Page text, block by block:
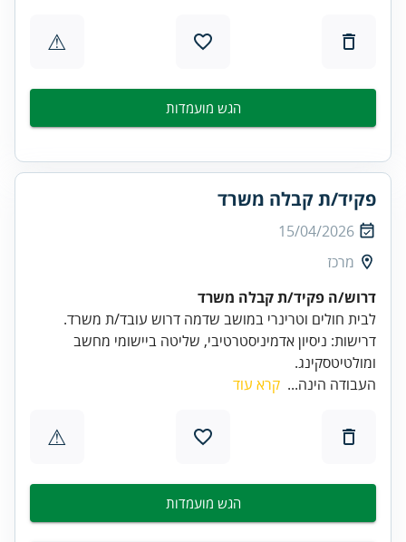
⚠
הגש מועמדות
פקיד/ת קבלה משרד
15/04/2026
מרכז
דרוש/ה פקיד/ת קבלה משרד
דרישות: ניסיון אדמיניסטרטיבי, שליטה ביישומי מחשב
ומולטיטסקינג.
העבודה הינה... קרא עוד
⚠
הגש מועמדות